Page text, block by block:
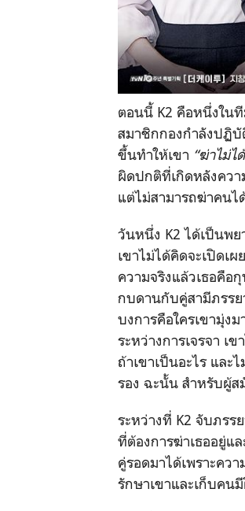
ตอนนี้ K2 คือหนึ่งใน
สมาชิกกองกำลังปฏิบั
ขึ้นทำให้เขา “ฆ่าไม่ไ
ผิดปกติที่เกิดหลังควา
แต่ไม่สามารถฆ่าคนไ
วันหนึ่ง K2 ได้เป็นพ
เขาไม่ได้คิดจะเปิดเ
ความจริงแล้วเธอคือ
กบดานกับคู่สามีภรรย
บงการคือใครเขามุ่ง
ระหว่างการเจรจา เ
ถ้าเขาเป็นอะไร และ
รอง ฉะนั้น สำหรับผู้ส
ระหว่างที่ K2 จับภร
ที่ต้องการฆ่าเธออยู่แ
คู่รอดมาได้เพราะคว
รักษาเขาและเก็บคนมี